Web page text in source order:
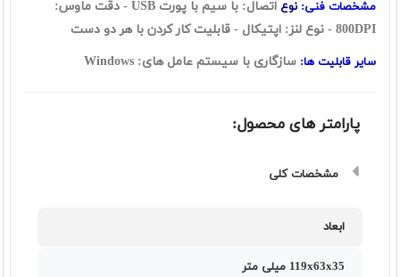
مشخصات فنی: نوع
اتصال: با سیم با پورت USB - دقت ماوس:
800DPI - نوع لنز: اپتیکال - قابلیت کار کردن با هر دو دست
سایر قابلیت ها: سازگاری با سیستم عامل های: Windows
پارامتر های محصول:
مشخصات کلی
ابعاد
119x63x35 ميلی متر